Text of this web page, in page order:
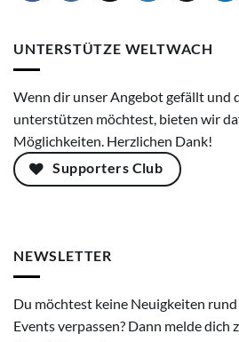
UNTERSTÜTZE WELTWACH
Wenn dir unser Angebot gefällt und
unterstützen möchtest, bieten wir
Möglichkeiten. Herzlichen Dank!
Supporters Club
NEWSLETTER
Du möchtest keine Neuigkeiten
Events verpassen? Dann melde dich